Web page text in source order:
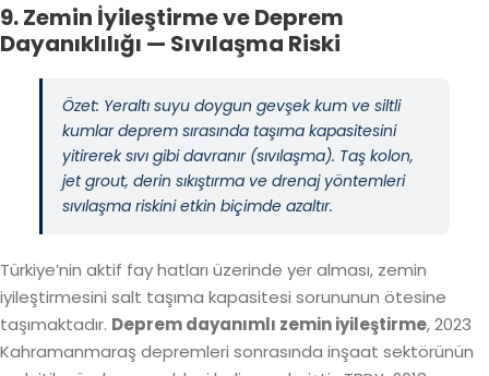
9. Zemin İyileştirme ve Deprem
Dayanıklılığı — Sıvılaşma Riski
Özet: Yeraltı suyu doygun gevşek kum ve siltli
kumlar deprem sırasında taşıma kapasitesini
yitirerek sıvı gibi davranır (sıvılaşma). Taş kolon,
jet grout, derin sıkıştırma ve drenaj yöntemleri
sıvılaşma riskini etkin biçimde azaltır.
Türkiye’nin aktif fay hatları üzerinde yer alması, zemin
iyileştirmesini salt taşıma kapasitesi sorununun ötesine
taşımaktadır. Deprem dayanımlı zemin iyileştirme, 2023
Kahramanmaraş depremleri sonrasında inşaat sektörünün